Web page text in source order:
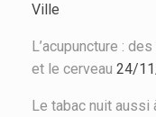
Ville
L’acupuncture :
et le cerveau 24/
Le tabac nuit aussi